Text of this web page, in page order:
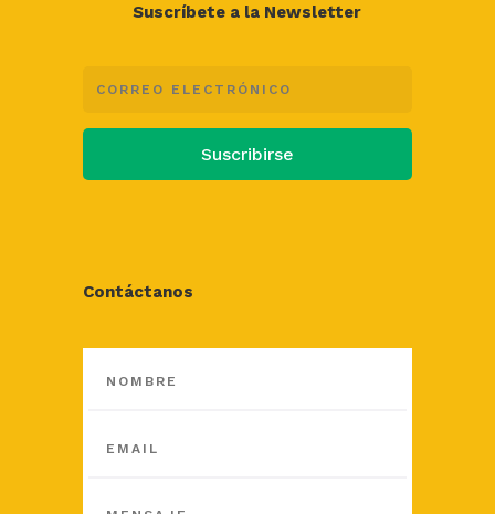
Suscríbete a la Newsletter
Suscribirse
Contáctanos